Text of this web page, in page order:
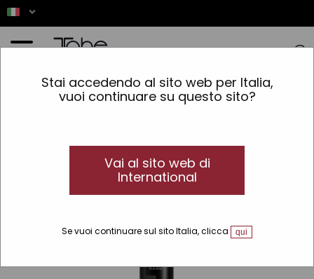
Stai accedendo al sito web per Italia,
vuoi continuare su questo sito?
Vai al sito web di
International
Se vuoi continuare sul sito Italia, clicca qui
Capelli »Rifinitura »Lacche »Lacca spray professionale Dual Plex Fix Shine